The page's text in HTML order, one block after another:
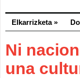
Elkarrizketa»
Ni
una